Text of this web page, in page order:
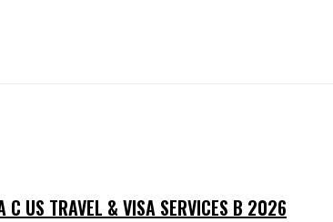
US TRAVEL & VISA SERVICES В 2026